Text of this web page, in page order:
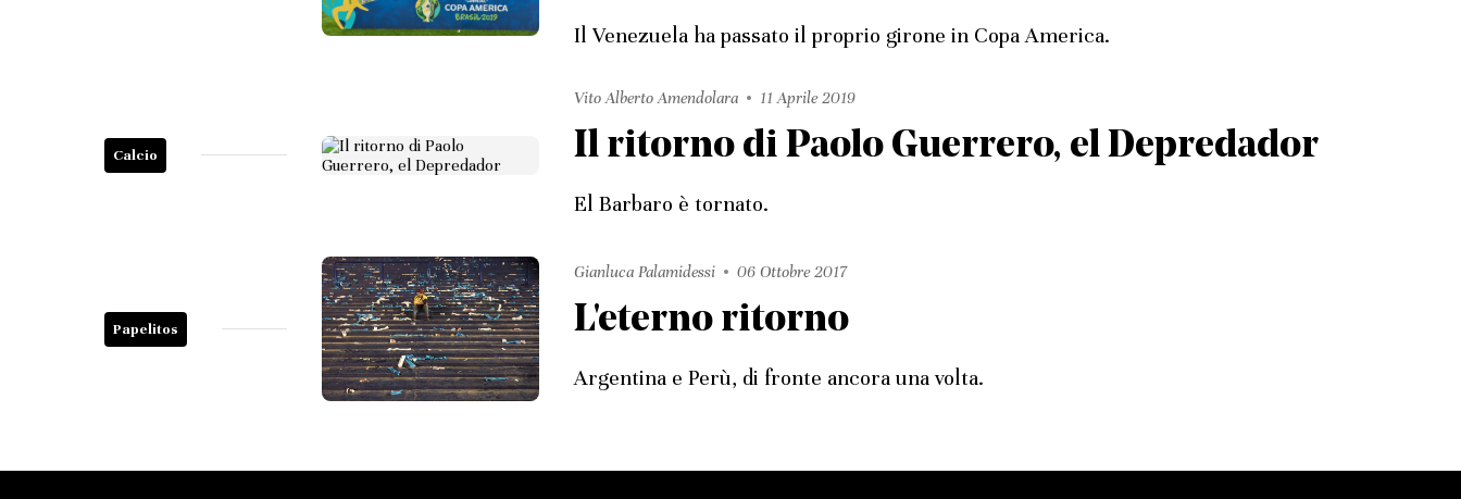
Il Venezuela ha passato il proprio girone in Copa America.
Calcio
Vito Alberto Amendolara 11 Aprile 2019
Il ritorno di Paolo Guerrero, el Depredador
El Barbaro è tornato.
Papelitos
Gianluca Palamidessi 06 Ottobre 2017
L'eterno ritorno
Argentina e Perù, di fronte ancora una volta.